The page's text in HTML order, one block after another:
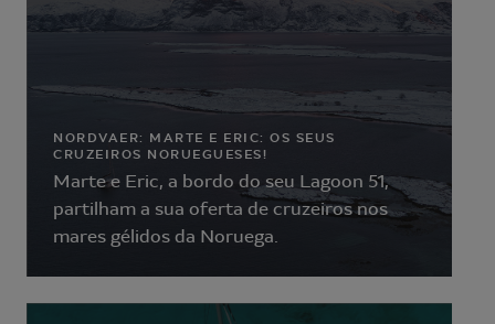
NORDVAER: MARTE E ERIC: OS SEUS
CRUZEIROS NORUEGUESES!
Marte e Eric, a bordo do seu Lagoon 51,
partilham a sua oferta de cruzeiros nos
mares gélidos da Noruega.